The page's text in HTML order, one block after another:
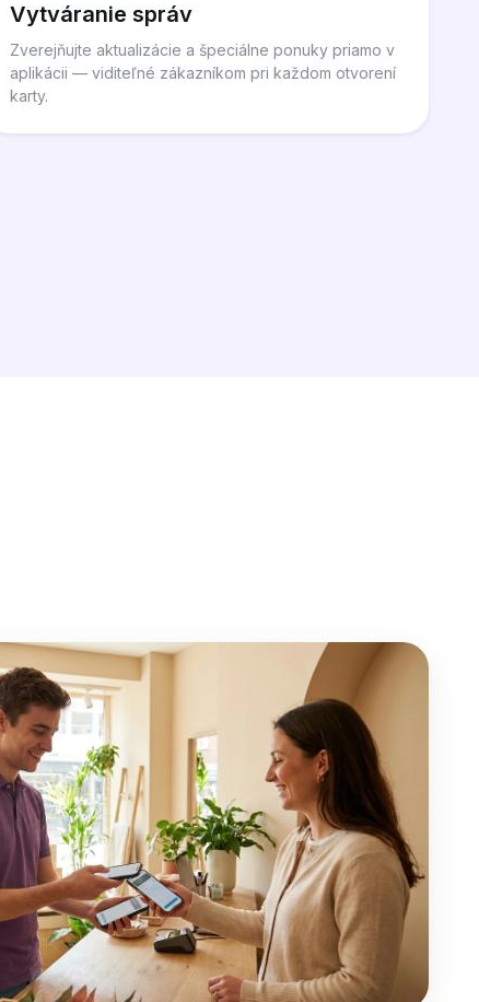
Vytváranie správ
Zverejňujte aktualizácie a špeciálne ponuky priamo v
aplikácii — viditeľné zákazníkom pri každom otvorení
karty.